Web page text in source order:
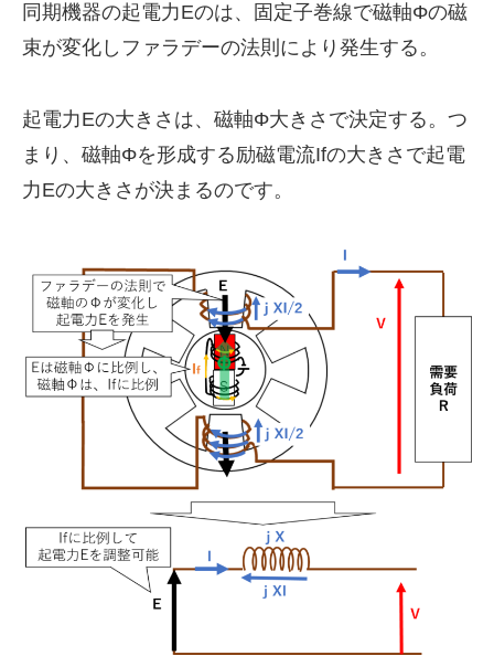
同期機器の起電力Eのは、固定子巻線で磁軸Φの磁
束が変化しファラデーの法則により発生する。
起電力Eの大きさは、磁軸Φ大きさで決定する。つ
まり、磁軸Φを形成する励磁電流Ifの大きさで起電
力Eの大きさが決まるのです。